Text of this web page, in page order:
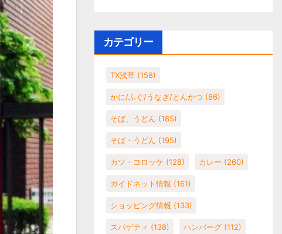
カテゴリー
TX浅草 (158)
かに/ふぐ/うなぎ/とんかつ (86)
そば、うどん (185)
そば・うどん (195)
カツ・コロッケ (128) カレー (260)
ガイドネット情報 (161)
ショッピング情報 (133)
スパゲティ (138) ハンバーグ (112)